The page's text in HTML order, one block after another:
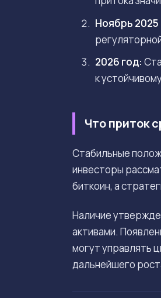
Ноябрь 2025
2026 год:
к
Что приток
Стабильные
инвесторы
биткоин, а
Наличие
активами.
могут управлять
дальнейшего